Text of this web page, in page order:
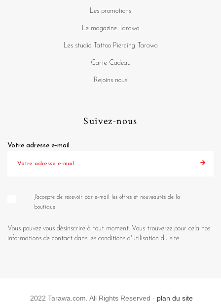
Les promotions
Le magazine Tarawa
Les studio Tattoo Piercing Tarawa
Carte Cadeau
Rejoins nous
Suivez-nous
Votre adresse e-mail
J'accepte de recevoir par e-mail les offres et nouveautés de la
boutique
Vous pouvez vous désinscrire à tout moment. Vous trouverez pour cela nos
informations de contact dans les conditions d'utilisation du site.
2022 Tarawa.com. All Rights Reserved - plan du site